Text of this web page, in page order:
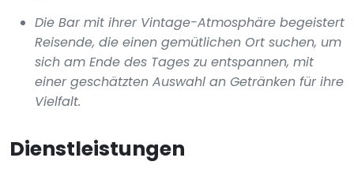
Die Bar mit ihrer Vintage-Atmosphäre begeistert
Reisende, die einen gemütlichen Ort suchen, um
sich am Ende des Tages zu entspannen, mit
einer geschätzten Auswahl an Getränken für ihre
Vielfalt.
Dienstleistungen